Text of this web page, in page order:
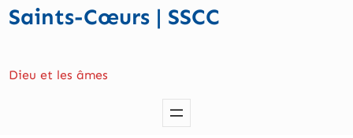
Saints-Cœurs | SSCC
Dieu et les âmes